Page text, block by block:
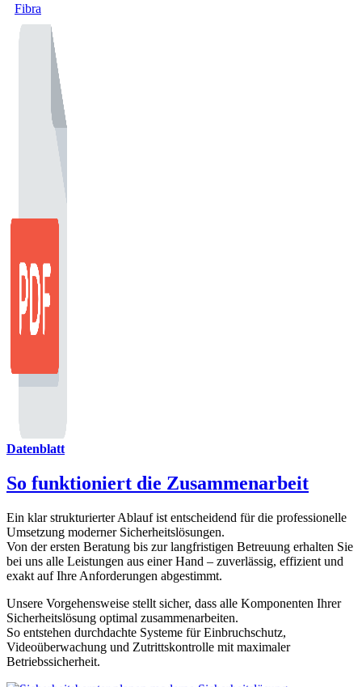
Fibra
Datenblatt
So funktioniert die Zusammenarbeit
Ein klar strukturierter Ablauf ist entscheidend für die professionelle
Umsetzung moderner Sicherheitslösungen.
Von der ersten Beratung bis zur langfristigen Betreuung erhalten Sie
bei uns alle Leistungen aus einer Hand – zuverlässig, effizient und
exakt auf Ihre Anforderungen abgestimmt.
Unsere Vorgehensweise stellt sicher, dass alle Komponenten Ihrer
Sicherheitslösung optimal zusammenarbeiten.
So entstehen durchdachte Systeme für Einbruchschutz,
Videoüberwachung und Zutrittskontrolle mit maximaler
Betriebssicherheit.